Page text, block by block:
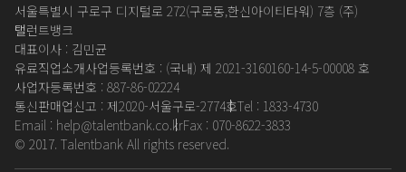
서울특별시 구로구 디지털로 272(구로동,한신아이티타워) 7층 (주)
탤런트뱅크
대표이사 : 김민균
유료직업소개사업등록번호 : (국내) 제 2021-3160160-14-5-00008 호
사업자등록번호 : 887-86-02224
통신판매업신고 : 제2020-서울구로-2774호Tel : 1833-4730
Email : help@talentbank.co.krFax : 070-8622-3833
© 2017. Talentbank All rights reserved.